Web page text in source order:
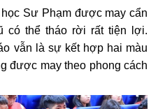
Sư Phạm được may cẩn
có thể tháo rời rất tiện lợi.
vẫn là sự kết hợp hai màu
được may theo phong cách